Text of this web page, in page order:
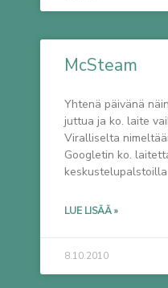
McSteam
Yhtenä päivänä
juttua ja ko. laite
Viralliselta
Googletin ko.
LUE LISÄÄ »
8.10.2010